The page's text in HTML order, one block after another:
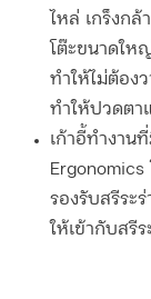
ไหล่ เกร็งก
โต๊ะขนาดให
ทำให้ไม่ต้อง
ทำให้ปวดตา
เก้าอี้ทำงาน
Ergonomics
รองรับสรีระ
ให้เข้ากับสรี